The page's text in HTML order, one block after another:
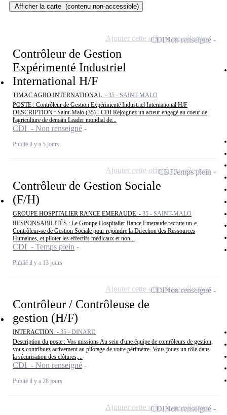
Afficher la carte (contenu non-accessible)
Contrôleur de Gestion
Expérimenté Industriel
International H/F
TIMAC AGRO INTERNATIONAL - 35 - SAINT-MALO
POSTE : Contrôleur de Gestion Expérimenté Industriel International H/F
DESCRIPTION : Saint-Malo (35) - CDI Rejoignez un acteur engagé au coeur de
l'agriculture de demain Leader mondial de...
CDI - Non renseigné
Publié il y a 5 jours
CDINon renseigné
Ajouter cette offre à ma sélection
Contrôleur de Gestion Sociale
(F/H)
GROUPE HOSPITALIER RANCE EMERAUDE - 35 - SAINT-MALO
RESPONSABILITÉS : Le Groupe Hospitalier Rance Emeraude recrute un-e
Contrôleur-se de Gestion Sociale pour rejoindre la Direction des Ressources
Humaines, et piloter les effectifs médicaux et non...
CDI - Temps plein
Publié il y a 13 jours
CDITemps plein
Ajouter cette offre à ma sélection
Contrôleur / Contrôleuse de
gestion (H/F)
INTERACTION - 35 - DINARD
Description du poste : Vos missions Au sein d'une équipe de contrôleurs de gestion,
vous contribuez activement au pilotage de votre périmètre. Vous jouez un rôle dans
la sécurisation des clôtures,...
CDI - Non renseigné
Publié il y a 28 jours
CDINon renseigné
Ajouter cette offre à ma sélection
CDINon renseigné
Ajouter cette offre à ma sélection